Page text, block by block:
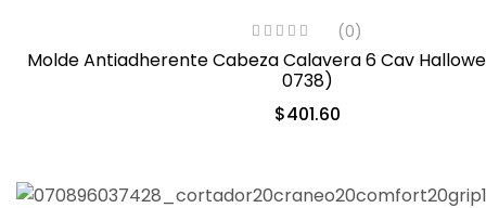
(0)
Molde Antiadherente Cabeza Calavera 6 Cav
0738)
$401.60